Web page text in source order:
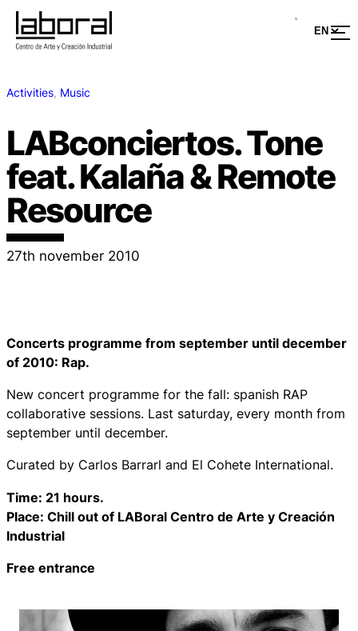
Activities, Music
LABconciertos. Tone
feat. Kalaña & Remote
Resource
27th november 2010
Concerts programme from september until december
of 2010: Rap.
New concert programme for the fall: spanish RAP
collaborative sessions. Last saturday, every month from
september until december.
Curated by Carlos Barrarl and El Cohete International.
Time: 21 hours.
Place: Chill out of LABoral Centro de Arte y Creación
Industrial
Free entrance